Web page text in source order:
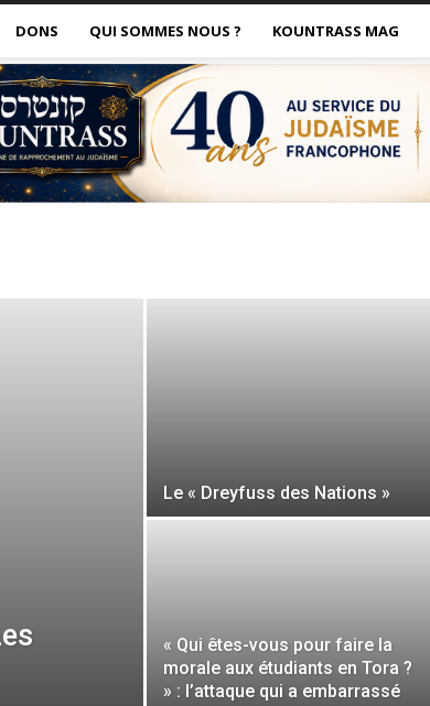
DONS QUI SOMMES NOUS ? KOUNTRASS MAG
Le « Dreyfuss des Nations »
« Qui êtes-vous pour faire la
morale aux étudiants en Tora ?
» : l’attaque qui a embarrassé